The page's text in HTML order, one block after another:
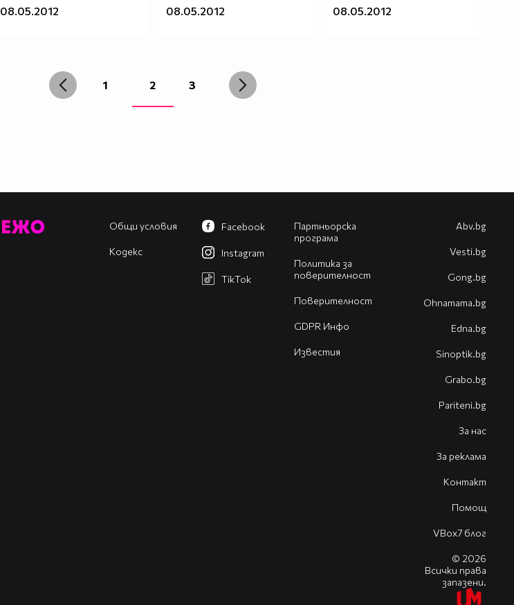
08.05.2012
08.05.2012
08.05.2012
1 2 3
Общи условия
Кодекс
Партньорска
програма
Политика за
поверителност
Поверителност
GDPR Инфо
Известия
Facebook
Instagram
TikTok
Abv.bg
Vesti.bg
Gong.bg
Оhnamama.bg
Edna.bg
Sinoptik.bg
Grabo.bg
Pariteni.bg
За нас
За реклама
Контакт
Помощ
VBox7 блог
© 2026
Всички права
запазени.